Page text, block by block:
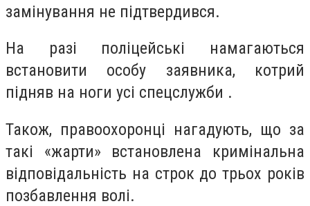
замінування не підтвердився.
На разі поліцейські намагаються
встановити особу заявника, котрий
підняв на ноги усі спецслужби .
Також, правоохоронці нагадують, що за
такі «жарти» встановлена кримінальна
відповідальність на строк до трьох років
позбавлення волі.